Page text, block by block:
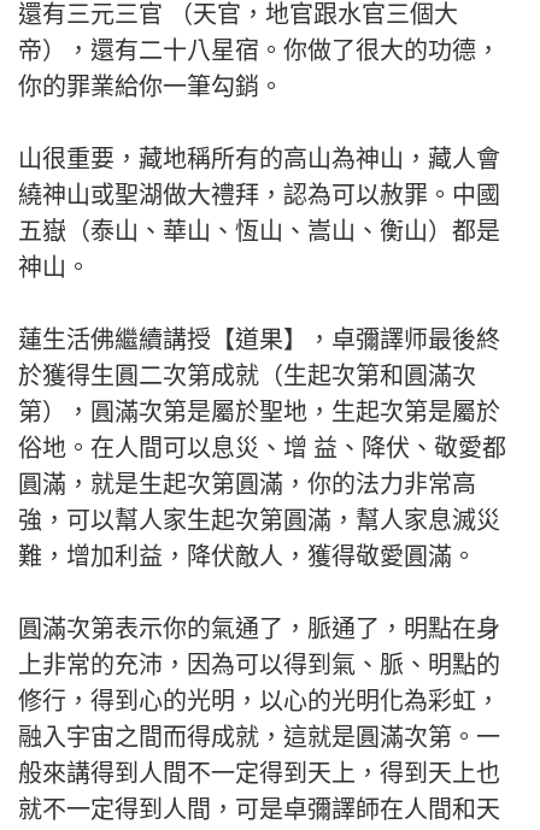
還有三元三官 （天官，地官跟水官三個大
帝），還有二十八星宿。你做了很大的功德，
你的罪業給你一筆勾銷。
山很重要，藏地稱所有的高山為神山，藏人會
繞神山或聖湖做大禮拜，認為可以赦罪。中國
五嶽（泰山、華山、恆山、嵩山、衡山）都是
神山。
蓮生活佛繼續講授【道果】，卓彌譯师最後終
於獲得生圓二次第成就（生起次第和圓滿次
第），圓滿次第是屬於聖地，生起次第是屬於
俗地。在人間可以息災、增 益、降伏、敬愛都
圓滿，就是生起次第圓滿，你的法力非常高
強，可以幫人家生起次第圓滿，幫人家息滅災
難，增加利益，降伏敵人，獲得敬愛圓滿。
圓滿次第表示你的氣通了，脈通了，明點在身
上非常的充沛，因為可以得到氣、脈、明點的
修行，得到心的光明，以心的光明化為彩虹，
融入宇宙之間而得成就，這就是圓滿次第。一
般來講得到人間不一定得到天上，得到天上也
就不一定得到人間，可是卓彌譯師在人間和天